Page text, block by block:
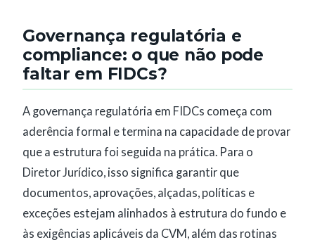
Governança regulatória e
compliance: o que não pode
faltar em FIDCs?
A governança regulatória em FIDCs começa com
aderência formal e termina na capacidade de provar
que a estrutura foi seguida na prática. Para o
Diretor Jurídico, isso significa garantir que
documentos, aprovações, alçadas, políticas e
exceções estejam alinhados à estrutura do fundo e
às exigências aplicáveis da CVM, além das rotinas